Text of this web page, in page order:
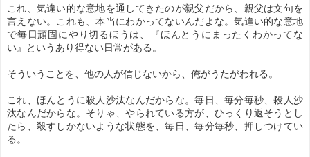
これ、気違い的な意地を通してきたのが親父だから、親父は文句を
言えない。これも、本当にわかってないんだよな。気違い的な意地
で毎日頑固にやり切るほうは、『ほんとうにまったくわかってな
い』というあり得ない日常がある。
そういうことを、他の人が信じないから、俺がうたがわれる。
これ、ほんとうに殺人沙汰なんだからな。毎日、毎分毎秒、殺人沙
汰なんだからな。そりゃ、やられている方が、ひっくり返そうとし
たら、殺すしかないような状態を、毎日、毎分毎秒、押しつけてい
る。